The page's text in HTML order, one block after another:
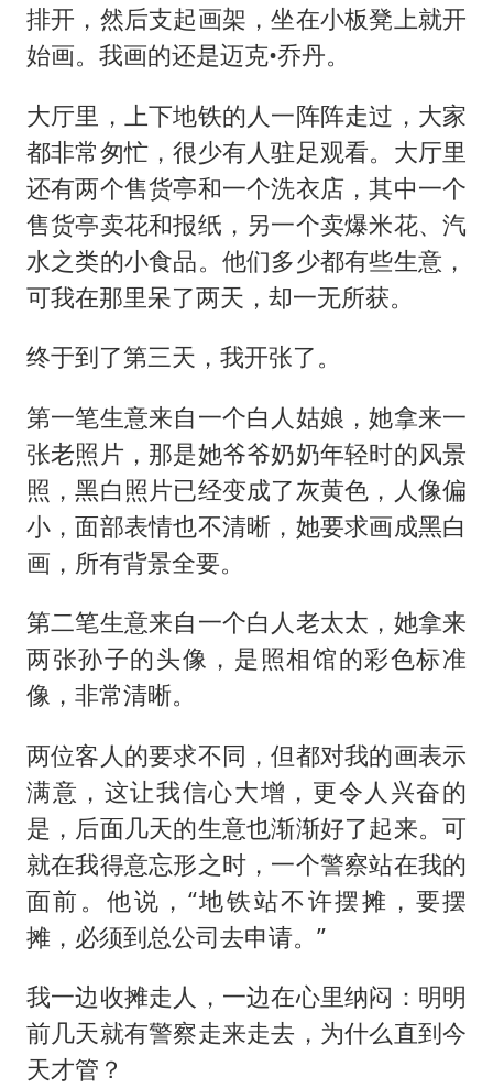
排开，然后支起画架，坐在小板凳上就开
始画。我画的还是迈克•乔丹。
大厅里，上下地铁的人一阵阵走过，大家
都非常匆忙，很少有人驻足观看。大厅里
还有两个售货亭和一个洗衣店，其中一个
售货亭卖花和报纸，另一个卖爆米花、汽
水之类的小食品。他们多少都有些生意，
可我在那里呆了两天，却一无所获。
终于到了第三天，我开张了。
第一笔生意来自一个白人姑娘，她拿来一
张老照片，那是她爷爷奶奶年轻时的风景
照，黑白照片已经变成了灰黄色，人像偏
小，面部表情也不清晰，她要求画成黑白
画，所有背景全要。
第二笔生意来自一个白人老太太，她拿来
两张孙子的头像，是照相馆的彩色标准
像，非常清晰。
两位客人的要求不同，但都对我的画表示
满意，这让我信心大增，更令人兴奋的
是，后面几天的生意也渐渐好了起来。可
就在我得意忘形之时，一个警察站在我的
面前。他说，“地铁站不许摆摊，要摆
摊，必须到总公司去申请。”
我一边收摊走人，一边在心里纳闷：明明
前几天就有警察走来走去，为什么直到今
天才管？